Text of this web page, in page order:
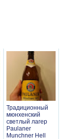
Традиционный
мюнхенский
светлый лагер
Paulaner
Munchner Hell